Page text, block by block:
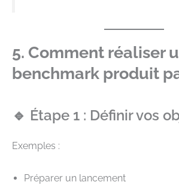
5. Comment réaliser
benchmark produit
🔹 Étape 1 : Définir vos
Exemples :
Préparer un lancement